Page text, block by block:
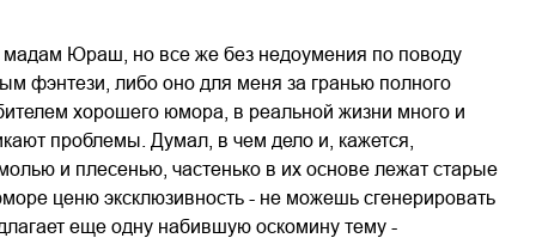
мадам Юраш, но все же без недоумения по поводу
фэнтези, либо оно для меня за гранью полного
хорошего юмора, в реальной жизни много и
проблемы. Думал, в чем дело и, кажется,
и плесенью, частенько в их основе лежат старые
ценю эксклюзивность - не можешь сгенерировать
еще одну набившую оскомину тему -